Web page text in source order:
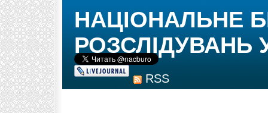
RSS
НАЦІОНАЛЬНЕ
РОЗСЛІДУВАНЬ